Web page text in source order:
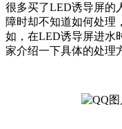
很多买了LED诱导屏的
障时却不知道如何处理
如，在LED诱导屏进水
家介绍一下具体的处理